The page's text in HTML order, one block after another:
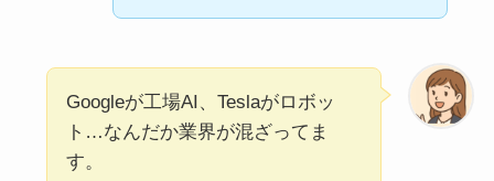
Googleが工場AI、Teslaがロボッ
ト…なんだか業界が混ざってま
す。